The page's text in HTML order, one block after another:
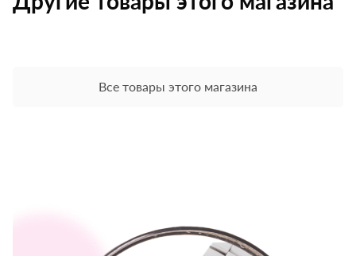
Все товары этого магазина